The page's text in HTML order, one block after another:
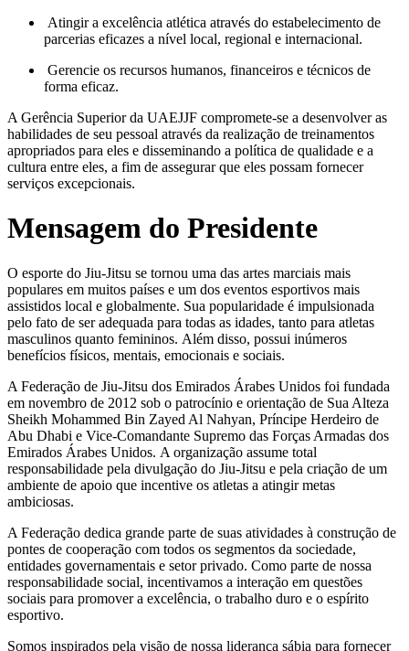
Atingir a excelência atlética através do estabelecimento de
parcerias eficazes a nível local, regional e internacional.
Gerencie os recursos humanos, financeiros e técnicos de
forma eficaz.
A Gerência Superior da UAEJJF compromete-se a desenvolver as
habilidades de seu pessoal através da realização de treinamentos
apropriados para eles e disseminando a política de qualidade e a
cultura entre eles, a fim de assegurar que eles possam fornecer
serviços excepcionais.
Mensagem do Presidente
O esporte do Jiu-Jitsu se tornou uma das artes marciais mais
populares em muitos países e um dos eventos esportivos mais
assistidos local e globalmente. Sua popularidade é impulsionada
pelo fato de ser adequada para todas as idades, tanto para atletas
masculinos quanto femininos. Além disso, possui inúmeros
benefícios físicos, mentais, emocionais e sociais.
A Federação de Jiu-Jitsu dos Emirados Árabes Unidos foi fundada
em novembro de 2012 sob o patrocínio e orientação de Sua Alteza
Sheikh Mohammed Bin Zayed Al Nahyan, Príncipe Herdeiro de
Abu Dhabi e Vice-Comandante Supremo das Forças Armadas dos
Emirados Árabes Unidos. A organização assume total
responsabilidade pela divulgação do Jiu-Jitsu e pela criação de um
ambiente de apoio que incentive os atletas a atingir metas
ambiciosas.
A Federação dedica grande parte de suas atividades à construção de
pontes de cooperação com todos os segmentos da sociedade,
entidades governamentais e setor privado. Como parte de nossa
responsabilidade social, incentivamos a interação em questões
sociais para promover a excelência, o trabalho duro e o espírito
esportivo.
Somos inspirados pela visão de nossa liderança sábia para fornecer